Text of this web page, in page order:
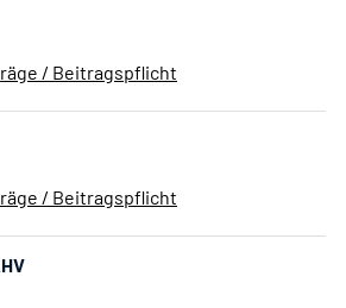
/ Beitragspflicht
/ Beitragspflicht